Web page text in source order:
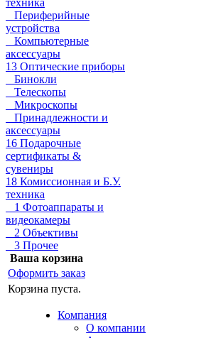
техника
Периферийные
устройства
Компьютерные
аксессуары
13 Оптические приборы
Бинокли
Телескопы
Микроскопы
Принадлежности и
аксессуары
16 Подарочные
сертификаты &
сувениры
18 Комиссионная и Б.У.
техника
1 Фотоаппараты и
видеокамеры
2 Объективы
3 Прочее
Ваша корзина
Оформить заказ
Корзина пуста.
Компания
О компании